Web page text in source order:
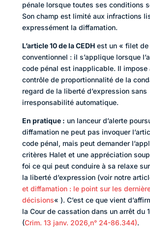
pénale lorsque toutes ses conditions
Son champ est limité aux infractions
expressément la diffamation.
L’article 10 de la CEDHest un « filet de
conventionnel : il s’applique lorsque
code pénal est inapplicable. Il impose
contrôle de proportionnalité de la
regard de la liberté d’expression sans
irresponsabilité automatique.
En pratique : un lanceur d’alerte
diffamation ne peut pas invoquer
code pénal, mais peut demander
critères Halet et une appréciation
foi ce qui peut conduire à sa relaxe
la liberté d’expression (voir notre
et diffamation : le point sur les
décisions« ). C’est ce que vient
la Cour de cassation dans un arrêt du
(Crim. 13 janv. 2026,n° 24-86.344).